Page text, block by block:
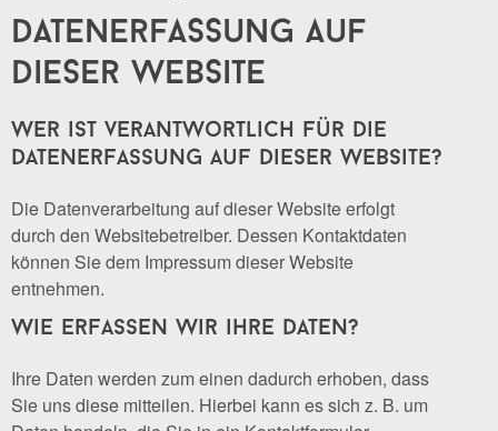
datenerfassung auf
dieser website
wer ist verantwortlich für die
datenerfassung auf dieser website?
Die Datenverarbeitung auf dieser Website erfolgt
durch den Websitebetreiber. Dessen Kontaktdaten
können Sie dem Impressum dieser Website
entnehmen.
wie erfassen wir ihre daten?
Ihre Daten werden zum einen dadurch erhoben, dass
Sie uns diese mitteilen. Hierbei kann es sich z. B. um